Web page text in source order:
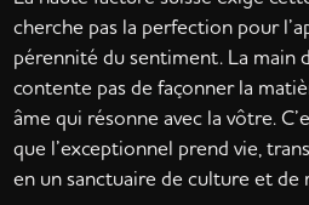
cherche pas la perfection pour
pérennité du sentiment. La main
contente pas de façonner la
âme qui résonne avec la vôtre.
que l’exceptionnel prend vie,
en un sanctuaire de culture et de